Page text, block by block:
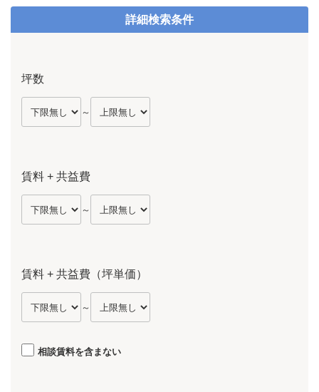
詳細検索条件
坪数
～
賃料 + 共益費
～
賃料 + 共益費（坪単価）
～
相談賃料を含まない